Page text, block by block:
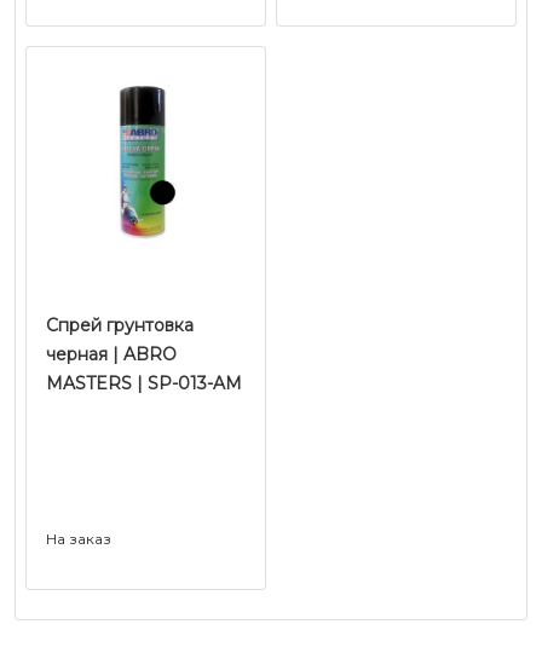
Спрей грунтовка
черная | ABRO
MASTERS | SP-013-AM
На заказ